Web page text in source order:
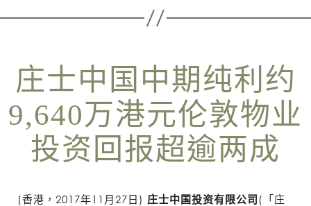
庄士中国中期纯利约
9,640万港元伦敦物业
投资回报超逾两成
(香港，2017年11月27日) 庄士中国投资有限公司 (「庄